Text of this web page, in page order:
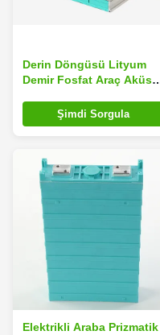
Derin Döngüsü Lityum
Demir Fosfat Araç Aküsü
Şimdi Sorgula
Elektrikli Araba Prizmatik